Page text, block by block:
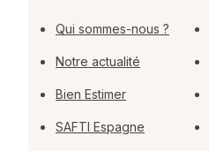
Qui sommes-nous ?
Notre actualité
Bien Estimer
SAFTI Espagne